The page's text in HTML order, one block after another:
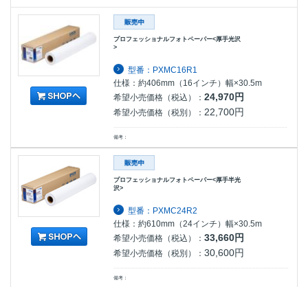
プロフェッショナルフォトペーパー<厚手光沢
>
型番：PXMC16R1
仕様：約406mm（16インチ）幅×30.5m
希望小売価格（税込）： 24,970円
希望小売価格（税別）： 22,700円
備考：
プロフェッショナルフォトペーパー<厚手半光
沢>
型番：PXMC24R2
仕様：約610mm（24インチ）幅×30.5m
希望小売価格（税込）：33,660円
希望小売価格（税別）：30,600円
備考：